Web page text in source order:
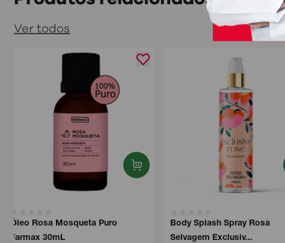
Ver todos
Óleo Rosa Mosqueta Puro
Farmax 30mL
Body Splash Spray Rosa
Selvagem Exclusiv...